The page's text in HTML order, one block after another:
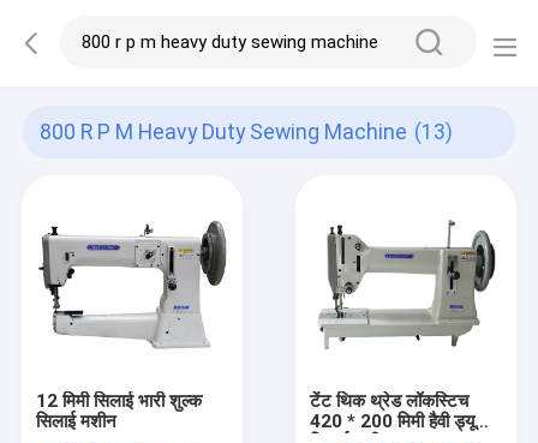
800 R P M Heavy Duty Sewing Machine (13)
12 मिमी सिलाई भारी शुल्क
सिलाई मशीन
टेंट थिक थ्रेड लॉकस्टिच
420 * 200 मिमी हैवी ड्यूटी